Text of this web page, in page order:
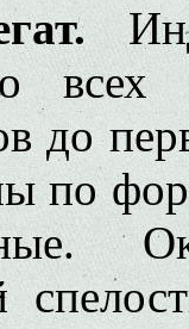
всех
до
по